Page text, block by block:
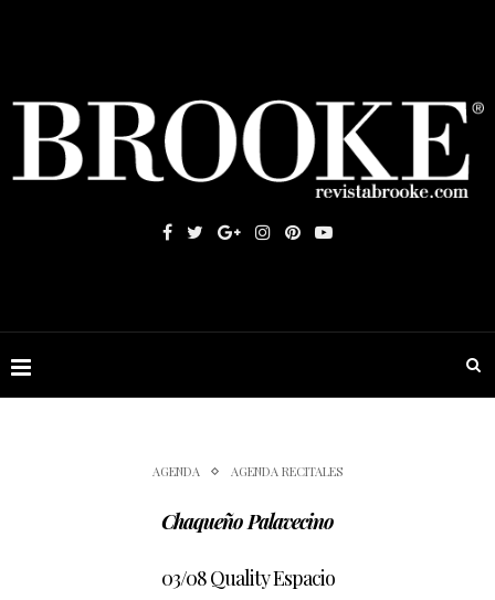
AGENDA AGENDA RECITALES
Chaqueño Palavecino
03/08 Quality Espacio